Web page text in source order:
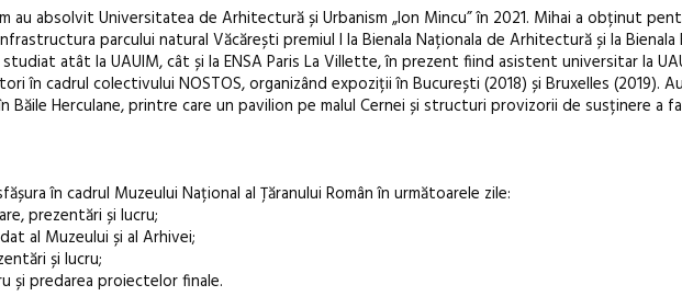
au absolvit Universitatea de Arhitectură și Urbanism „Ion Mincu” în 2021. Mihai a obținut
parcului natural Văcărești premiul I la Bienala Naționala de Arhitectură și la Bienala
atât la UAUIM, cât și la ENSA Paris La Villette, în prezent fiind asistent universitar la
în cadrul colectivului NOSTOS, organizând expoziții în București (2018) și Bruxelles (2019).
Băile Herculane, printre care un pavilion pe malul Cernei și structuri provizorii de susținere a
în cadrul Muzeului Național al Țăranului Român în următoarele zile:
prezentări și lucru;
al Muzeului și al Arhivei;
și lucru;
și predarea proiectelor finale.